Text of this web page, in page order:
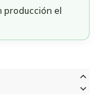
producción el